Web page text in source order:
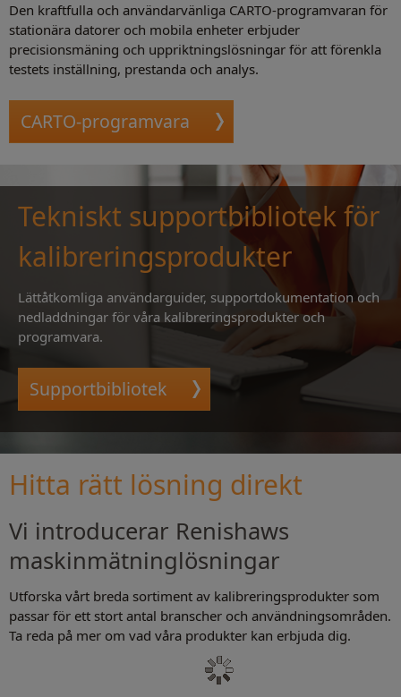
Den kraftfulla och användarvänliga CARTO-programvaran för
stationära datorer och mobila enheter erbjuder
precisionsmäning och uppriktningslösningar för att förenkla
testets inställning, prestanda och analys.
CARTO-programvara
Tekniskt supportbibliotek för
kalibreringsprodukter
Lättåtkomliga användarguider, supportdokumentation och
nedladdningar för våra kalibreringsprodukter och
programvara.
Supportbibliotek
Hitta rätt lösning direkt
Vi introducerar Renishaws
maskinmätninglösningar
Utforska vårt breda sortiment av kalibreringsprodukter som
passar för ett stort antal branscher och användningsområden.
Ta reda på mer om vad våra produkter kan erbjuda dig.